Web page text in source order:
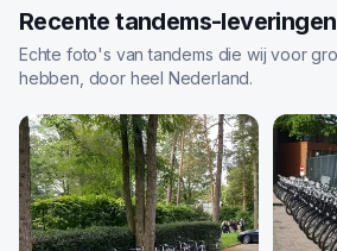
Recente tandems-leveringen
Echte foto's van tandems die wij voor
hebben, door heel Nederland.